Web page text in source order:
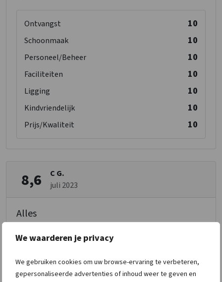
We waarderen je privacy
We gebruiken cookies om uw browse-ervaring te verbeteren,
gepersonaliseerde advertenties of inhoud weer te geven en
Ontvangst 10
Schoonmaak 10
Personeel/Beheer 10
Faciliteiten 10
Ligging 10
Kindvriendelijk 10
Prijs/Kwaliteit 10
8,6
C G.
juli 2023
Alles
Schoonmaak 9
Personeel/Beheer 9